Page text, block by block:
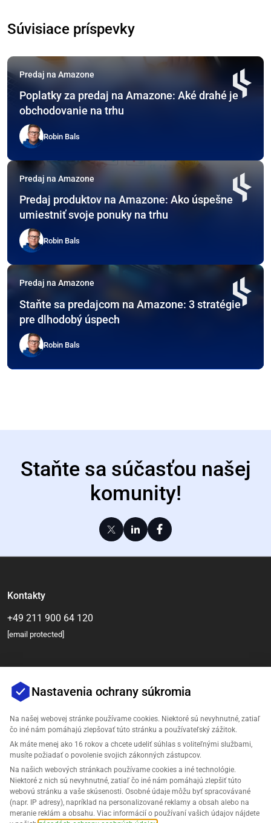
Súvisiace príspevky
Predaj na Amazone
Poplatky za predaj na Amazone: Aké drahé je
obchodovanie na trhu
Robin Bals
Predaj na Amazone
Predaj produktov na Amazone: Ako úspešne
umiestniť svoje ponuky na trhu
Robin Bals
Predaj na Amazone
Staňte sa predajcom na Amazone: 3 stratégie
pre dlhodobý úspech
Robin Bals
Staňte sa súčasťou našej
komunity!
Kontakty
+49 211 900 64 120
[email protected]
Spoločnosť
Podpora
Riešenia pre Amazon
Nastavenia ochrany súkromia
Na našej webovej stránke používame cookies. Niektoré sú nevyhnutné, zatiaľ
čo iné nám pomáhajú zlepšovať túto stránku a používateľský zážitok.
Ak máte menej ako 16 rokov a chcete udeliť súhlas s voliteľnými službami,
musíte požiadať o povolenie svojich zákonných zástupcov.
Na našich webových stránkach používame cookies a iné technológie.
Niektoré z nich sú nevyhnutné, zatiaľ čo iné nám pomáhajú zlepšiť túto
webovú stránku a vaše skúsenosti. Osobné údaje môžu byť spracovávané
(napr. IP adresy), napríklad na personalizované reklamy a obsah alebo na
meranie reklám a obsahu. Viac informácií o používaní vašich údajov nájdete